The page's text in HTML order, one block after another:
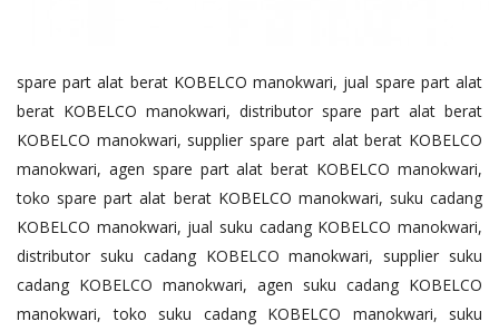
spare part alat berat KOBELCO manokwari, jual spare part alat
berat KOBELCO manokwari, distributor spare part alat berat
KOBELCO manokwari, supplier spare part alat berat KOBELCO
manokwari, agen spare part alat berat KOBELCO manokwari,
toko spare part alat berat KOBELCO manokwari, suku cadang
KOBELCO manokwari, jual suku cadang KOBELCO manokwari,
distributor suku cadang KOBELCO manokwari, supplier suku
cadang KOBELCO manokwari, agen suku cadang KOBELCO
manokwari, toko suku cadang KOBELCO manokwari, suku